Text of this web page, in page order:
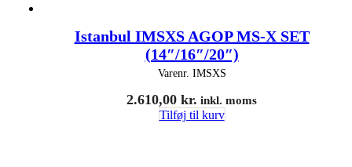
Istanbul IMSXS AGOP MS-X SET
(14″/16″/20″)
Varenr. IMSXS
2.610,00 kr. inkl. moms
Tilføj til kurv